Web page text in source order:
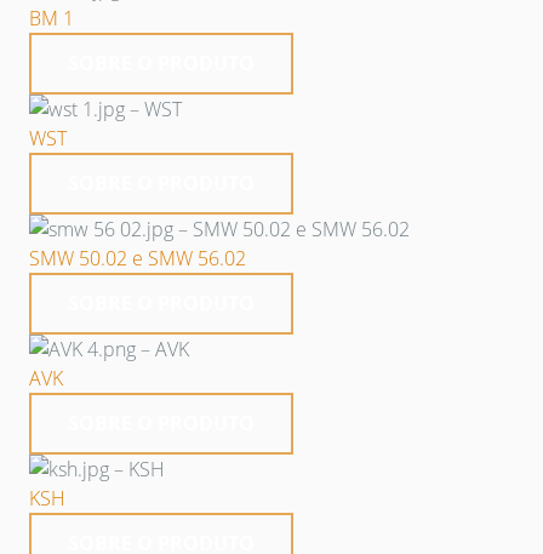
BM 1
WST
SMW 50.02 e SMW 56.02
AVK
KSH